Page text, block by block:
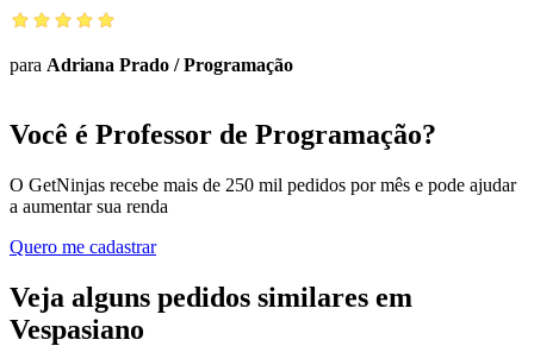
para Adriana Prado /Programação
Você é Professor de Programação?
O GetNinjas recebe mais de 250 mil pedidos por mês e pode ajudar
a aumentar sua renda
Quero me cadastrar
Veja alguns pedidos similares em
Vespasiano